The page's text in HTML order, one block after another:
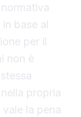
base al
per il
non è
propria
la pena